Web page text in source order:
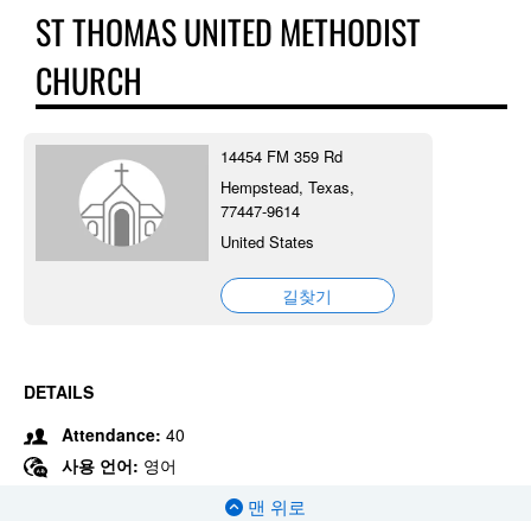
ST THOMAS UNITED METHODIST
CHURCH
14454 FM 359 Rd
Hempstead, Texas,
77447-9614
United States
길찾기
DETAILS
Attendance: 40
사용 언어: 영어
맨 위로